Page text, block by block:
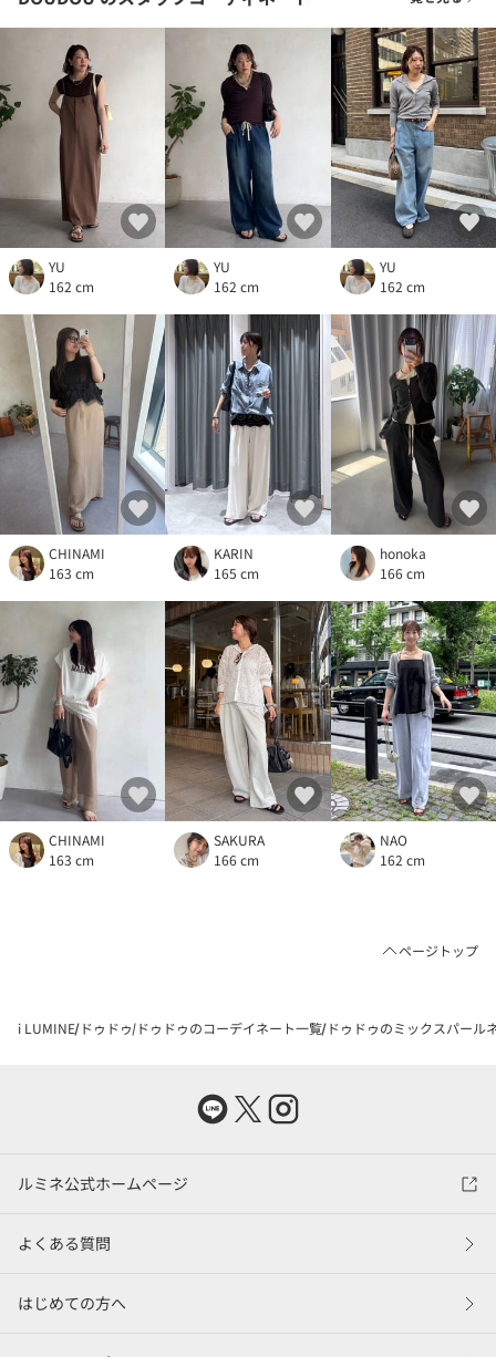
YU
162 cm
YU
162 cm
YU
162 cm
CHINAMI
163 cm
KARIN
165 cm
honoka
166 cm
CHINAMI
163 cm
SAKURA
166 cm
NAO
162 cm
ページトップ
i LUMINE ドゥドゥ ドゥドゥのコーデイネート一覧 ドゥドゥのミックスパール
ルミネ公式ホームページ
よくある質問
はじめての方へ